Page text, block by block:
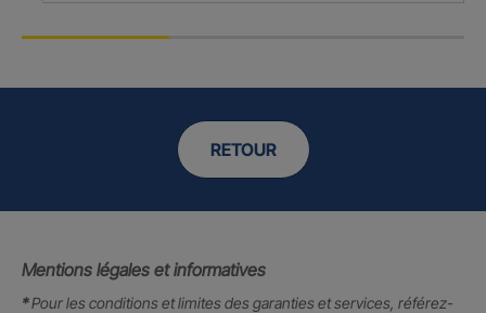
RETOUR
Mentions légales et informatives
*Pour les conditions et limites des garanties et services, référez-